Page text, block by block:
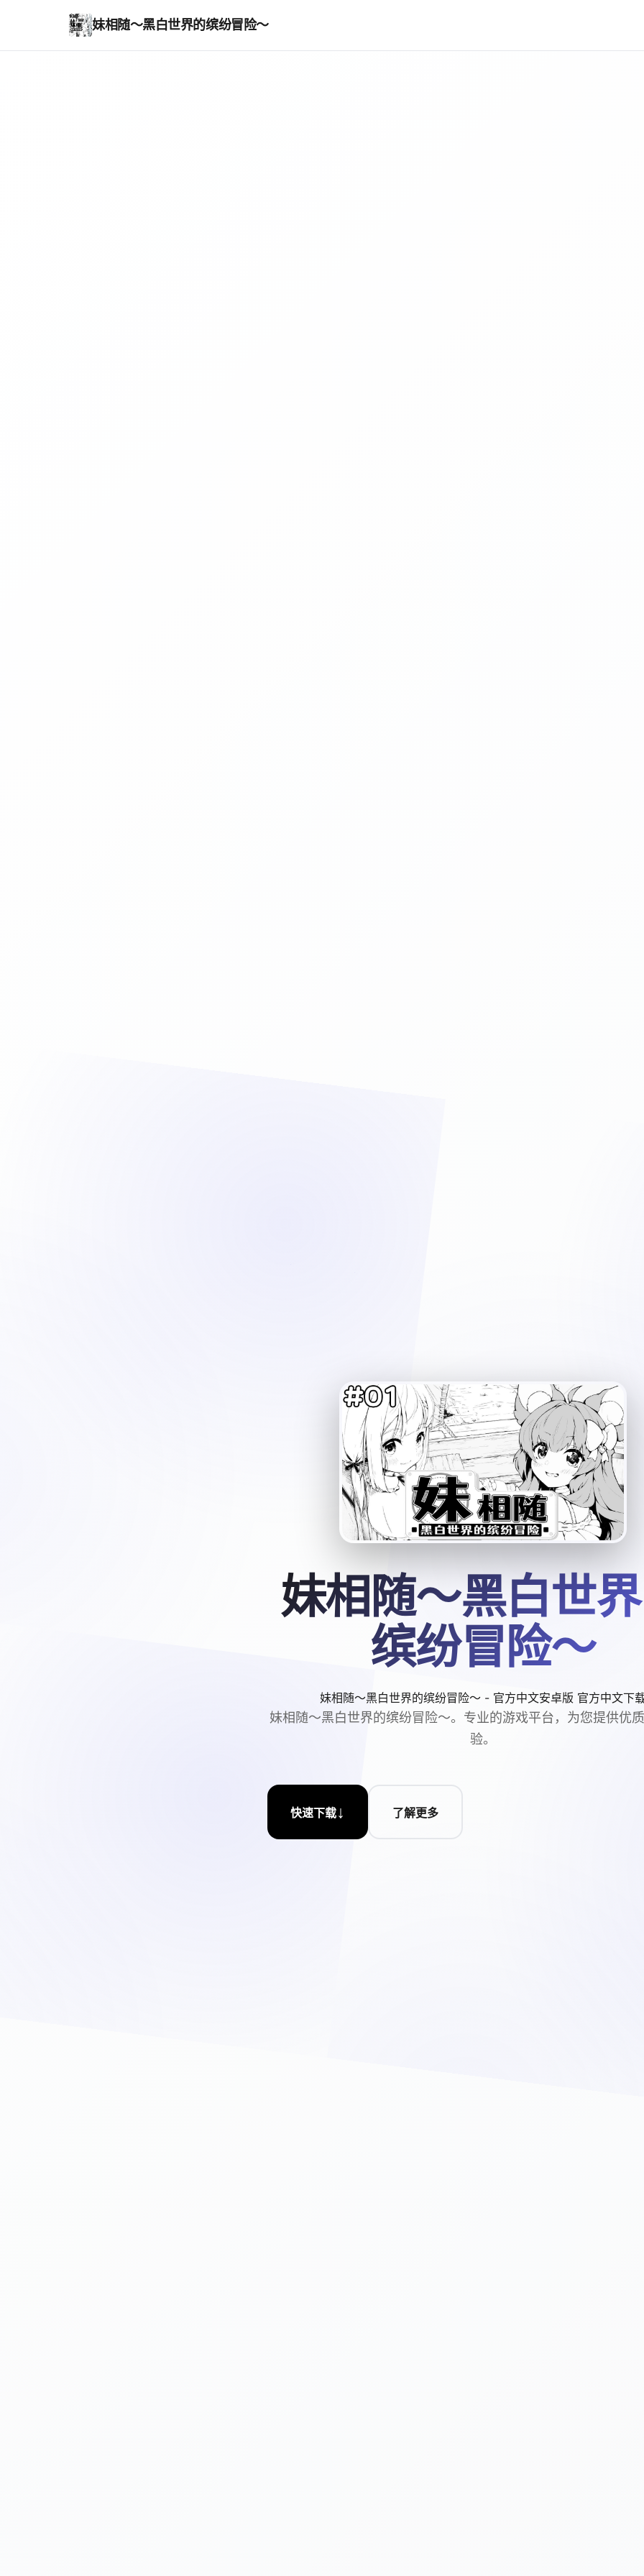
妹相随～黑白世界的缤纷冒险～
妹相随～黑白世
缤纷冒险～
妹相随～黑白世界的缤纷冒险～ - 官方中文安卓版 官方中文下
妹相随～黑白世界的缤纷冒险～。专业的游戏平台，为您提供优
验。
快速下载↓ 了解更多